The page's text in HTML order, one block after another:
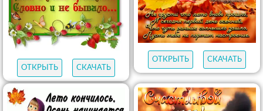
ОТКРЫТЬ СКАЧАТЬ
ОТКРЫТЬ СКАЧАТЬ